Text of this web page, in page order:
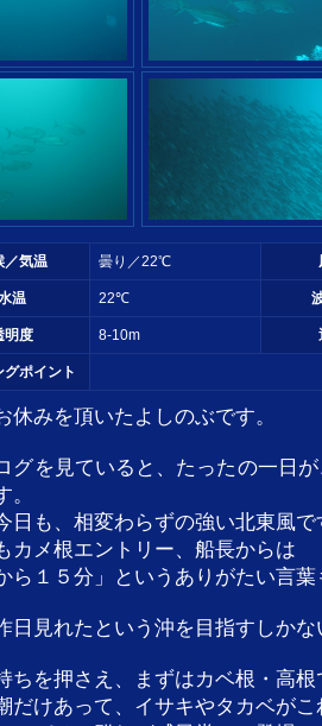
／気温 曇り／22℃
温 22℃
明度 8-10m
グポイント
休みを頂いたよしのぶです。
グを見ていると、たったの一日
。
日も、相変わらずの強い北東風で
カメ根エントリー、船長からは
ら１５分」というありがたい言葉
日見れたという沖を目指すしか
ちを押さえ、まずはカベ根・高
だけあって、イサキやタカベが